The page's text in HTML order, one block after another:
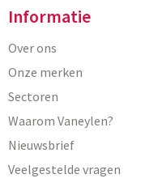
Informatie
Over ons
Onze merken
Sectoren
Waarom Vaneylen?
Nieuwsbrief
Veelgestelde vragen